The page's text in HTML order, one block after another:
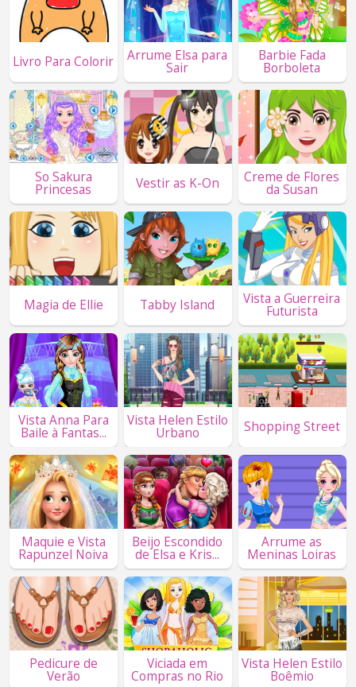
Livro Para Colorir Arrume Elsa para
Sair
Barbie Fada
Borboleta
So Sakura
Princesas Vestir as K-On Creme de Flores
da Susan
Magia de Ellie Tabby Island Vista a Guerreira
Futurista
Vista Anna Para
Baile à Fantas...
Vista Helen Estilo
Urbano Shopping Street
Maquie e Vista
Rapunzel Noiva
Beijo Escondido
de Elsa e Kris...
Arrume as
Meninas Loiras
Pedicure de
Verão
Viciada em
Compras no Rio
Vista Helen Estilo
Boêmio